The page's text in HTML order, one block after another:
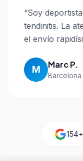
“Soy
tendinitis. La
el envío
M Marc P.
Barcelona
154